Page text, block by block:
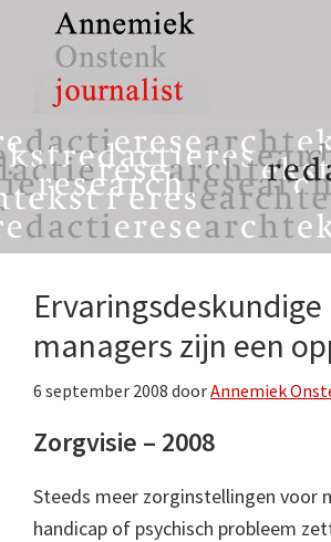
inhoud
eerste
sidebar
Annemiek
Onstenk
Journalist
tekst,
redactie
&
research
Ervaringsdeskundige
managers zijn een
6 september 2008 doorAnnemiek
Zorgvisie – 2008
Steeds meer zorginstellingen voor
handicap of psychisch probleem